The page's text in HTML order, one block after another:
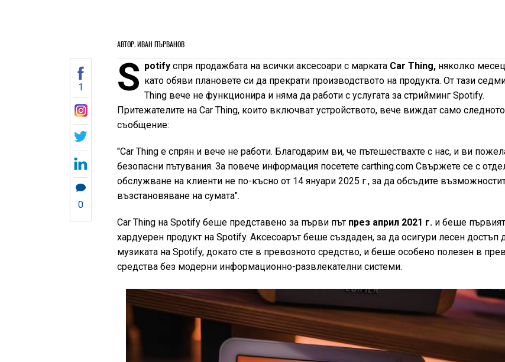
АВТОР: ИВАН ПЪРВАНОВ
1
0
S potifyспря продажбата на всички аксесоари с марката Car Thing,няколко
като обяви плановете си да прекрати производството на продукта. От тази
Thing вече не функционира и няма да работи с услугата за стрийминг Spotify.
Притежателите на Car Thing, които включват устройството, вече виждат само следното
съобщение:
"Car Thing е спрян и вече не работи. Благодарим ви, че пътешествахте с нас, и ви
безопасни пътувания. За повече информация посетете carthing.com Свържете се с
обслужване на клиенти не по-късно от 14 януари 2025 г., за да обсъдите
възстановяване на сумата".
Car Thing на Spotify беше представено за първи път през април 2021 г. и беше първият
хардуерен продукт на Spotify. Аксесоарът беше създаден, за да осигури лесен достъп
музиката на Spotify, докато сте в превозното средство, и беше особено полезен в
средства без модерни информационно-развлекателни системи.